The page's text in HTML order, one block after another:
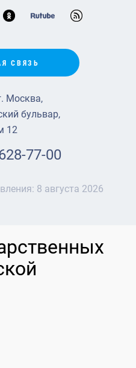
СВЯЗЬ
Москва,
бульвар,
12
77-00
8 августа 2026